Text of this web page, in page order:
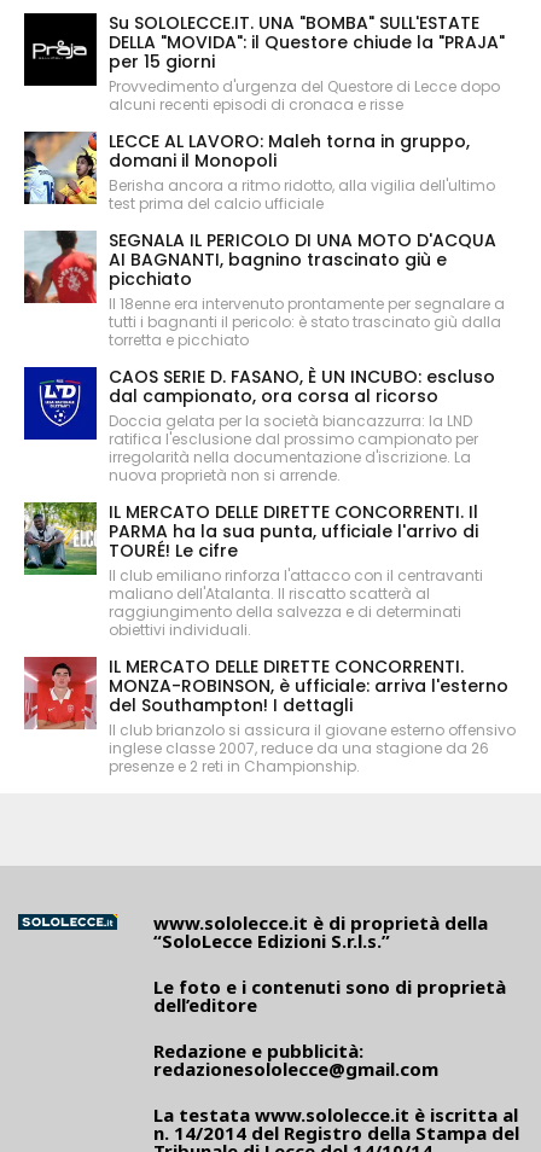
Su SOLOLECCE.IT. UNA "BOMBA" SULL'ESTATE
DELLA "MOVIDA": il Questore chiude la "PRAJA"
per 15 giorni
Provvedimento d'urgenza del Questore di Lecce dopo
alcuni recenti episodi di cronaca e risse
LECCE AL LAVORO: Maleh torna in gruppo,
domani il Monopoli
Berisha ancora a ritmo ridotto, alla vigilia dell'ultimo
test prima del calcio ufficiale
SEGNALA IL PERICOLO DI UNA MOTO D'ACQUA
AI BAGNANTI, bagnino trascinato giù e
picchiato
Il 18enne era intervenuto prontamente per segnalare a
tutti i bagnanti il pericolo: è stato trascinato giù dalla
torretta e picchiato
CAOS SERIE D. FASANO, È UN INCUBO: escluso
dal campionato, ora corsa al ricorso
Doccia gelata per la società biancazzurra: la LND
ratifica l'esclusione dal prossimo campionato per
irregolarità nella documentazione d'iscrizione. La
nuova proprietà non si arrende.
IL MERCATO DELLE DIRETTE CONCORRENTI. Il
PARMA ha la sua punta, ufficiale l'arrivo di
TOURÉ! Le cifre
Il club emiliano rinforza l'attacco con il centravanti
maliano dell'Atalanta. Il riscatto scatterà al
raggiungimento della salvezza e di determinati
obiettivi individuali.
IL MERCATO DELLE DIRETTE CONCORRENTI.
MONZA-ROBINSON, è ufficiale: arriva l'esterno
del Southampton! I dettagli
Il club brianzolo si assicura il giovane esterno offensivo
inglese classe 2007, reduce da una stagione da 26
presenze e 2 reti in Championship.
www.sololecce.it è di proprietà della
“SoloLecce Edizioni S.r.l.s.”
Le foto e i contenuti sono di proprietà
dell’editore
Redazione e pubblicità:
redazionesololecce@gmail.com
La testata www.sololecce.it è iscritta al
n. 14/2014 del Registro della Stampa del